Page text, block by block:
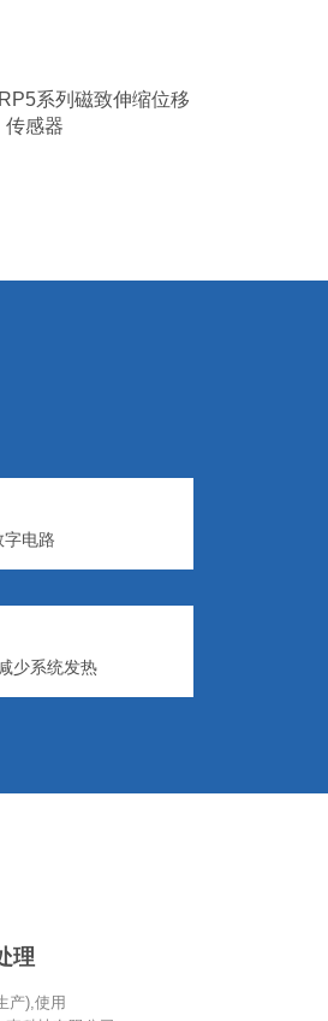
系列磁致伸缩位移
传感器
字电路
少系统发热
理
产),使用